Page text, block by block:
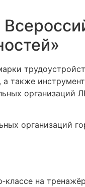
также
организаций
организаций
на